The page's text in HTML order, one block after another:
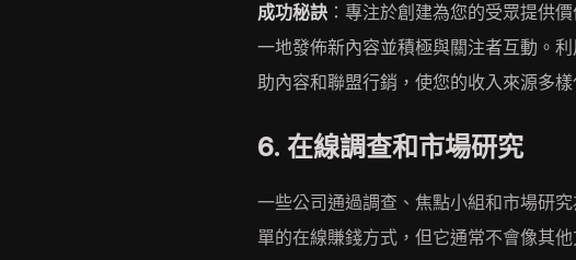
成功秘訣 ：專注於創建為您的受眾提供
一地發佈新內容並積極與關注者互動。
助內容和聯盟行銷，使您的收入來源多樣
6. 在線調查和市場研究
一些公司通過調查、焦點小組和市場研
單的在線賺錢方式，但它通常不會像其